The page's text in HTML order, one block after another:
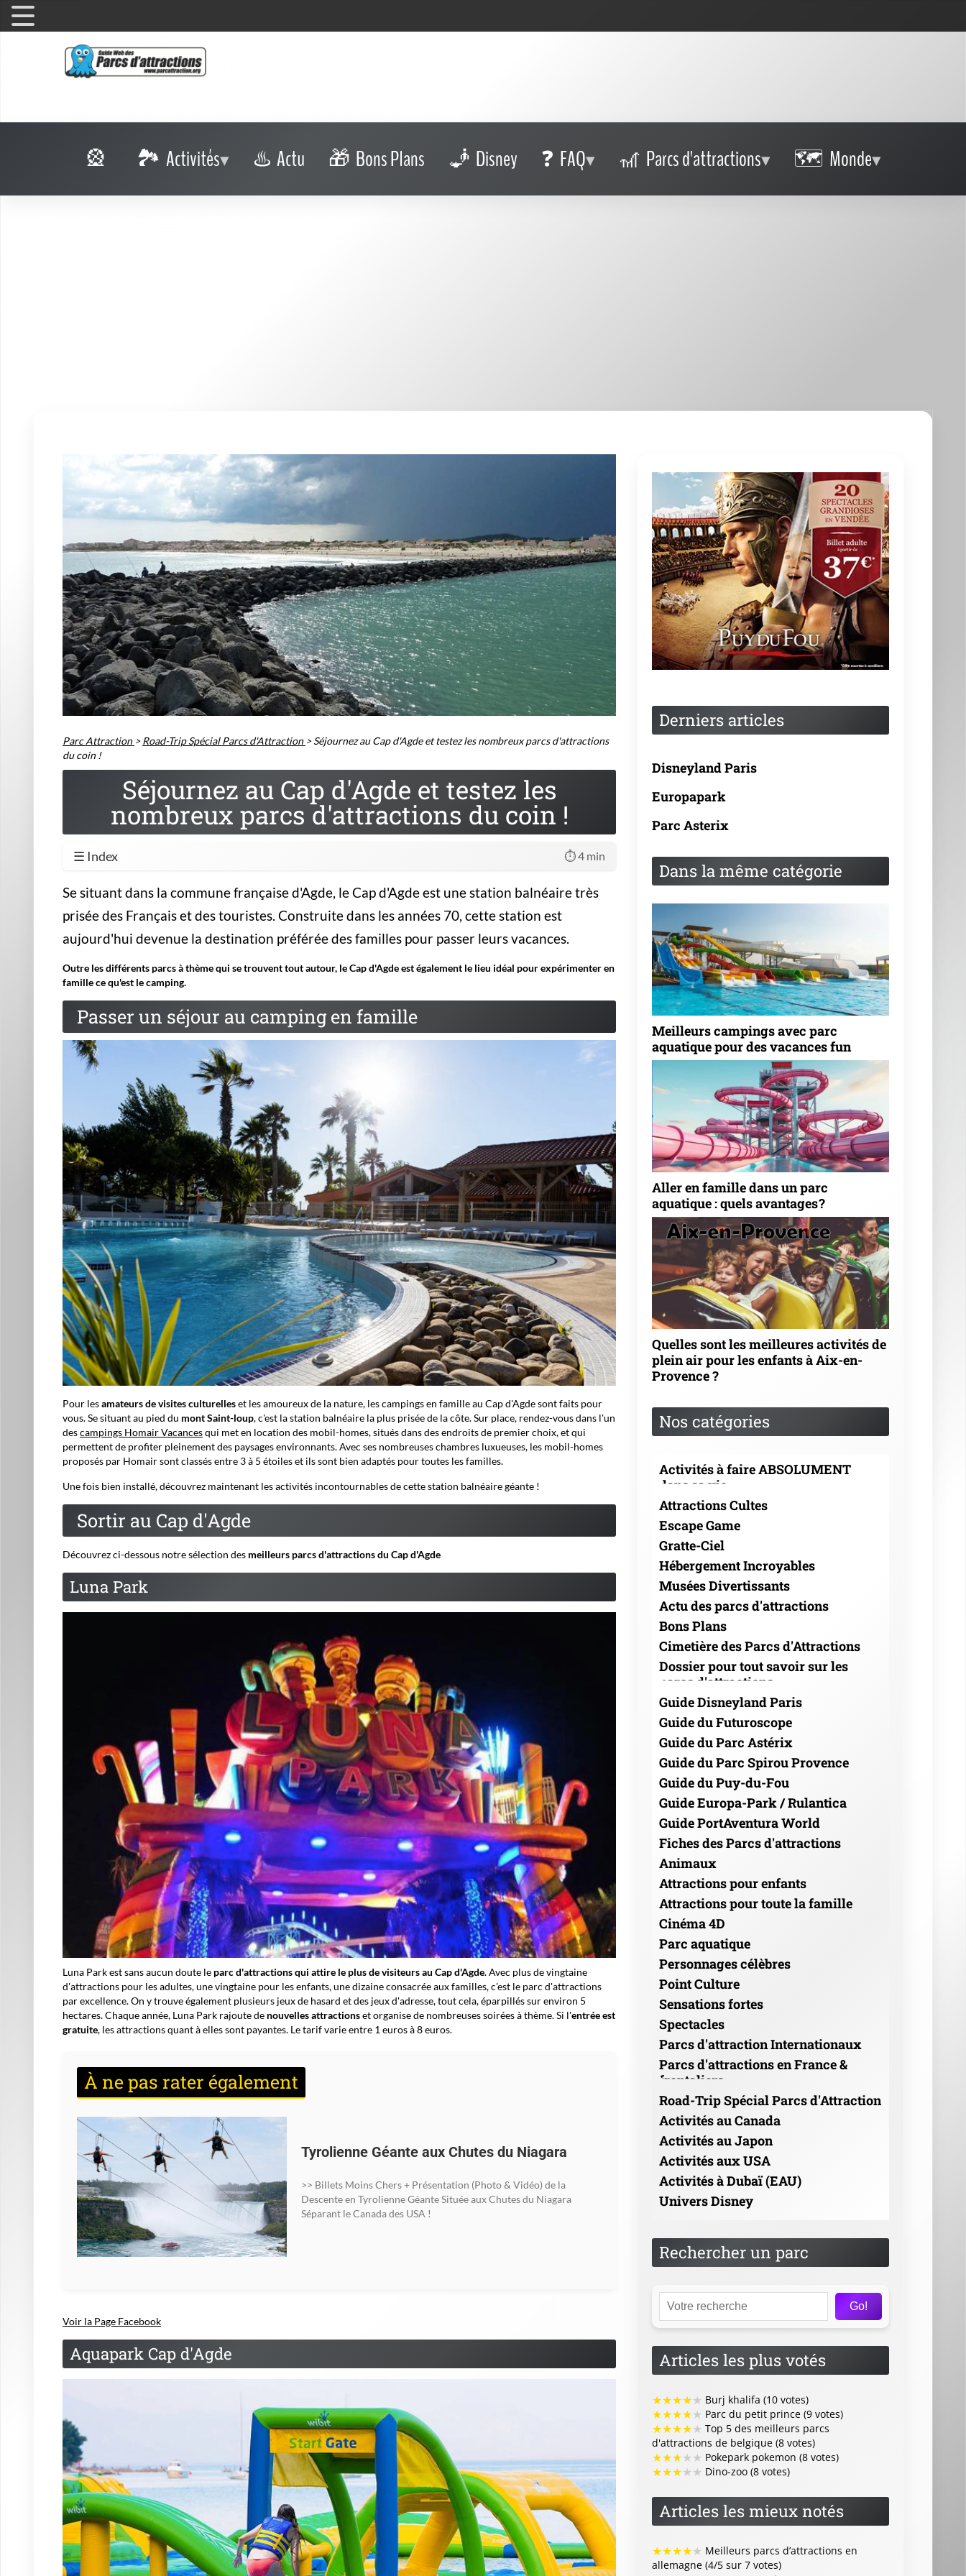
Activités Actu Bons Plans Disney FAQ Parcs d'attractions Monde
Parc Attraction >Road-Trip Spécial Parcs d'Attraction >Séjournez au Cap d'Agde et testez les nombreux parcs d'attractions
du coin !
Séjournez au Cap d'Agde et testez les
nombreux parcs d'attractions du coin !
☰ Index ⏱️ 4 min
Se situant dans la commune française d'Agde, le Cap d'Agde est une station balnéaire très
prisée des Français et des touristes. Construite dans les années 70, cette station est
aujourd'hui devenue la destination préférée des familles pour passer leurs vacances.
Outre les différents parcs à thème qui se trouvent tout autour, le Cap d'Agde est également le lieu idéal pour expérimenter en
famille ce qu'est le camping.
Passer un séjour au camping en famille
Pour lesamateurs de visites culturelleset les amoureux de la nature, les campings en famille au Cap d'Agde sont faits pour
vous. Se situant au pied du mont Saint-loup, c'est la station balnéaire la plus prisée de la côte. Sur place, rendez-vous dans l'un
descampings Homair Vacancesqui met en location des mobil-homes, situés dans des endroits de premier choix, et qui
permettent de profiter pleinement des paysages environnants. Avec ses nombreuses chambres luxueuses, les mobil-homes
proposés par Homair sont classés entre 3 à 5 étoiles et ils sont bien adaptés pour toutes les familles.
Une fois bien installé, découvrez maintenant les activités incontournables de cette station balnéaire géante !
Sortir au Cap d'Agde
Découvrez ci-dessous notre sélection des meilleurs parcs d'attractions du Cap d'Agde
Luna Park
Luna Park est sans aucun doute le parc d'attractions qui attire le plus de visiteurs au Cap d'Agde. Avec plus de vingtaine
d'attractions pour les adultes, une vingtaine pour les enfants, une dizaine consacrée aux familles, c'est le parc d'attractions
par excellence. On y trouve également plusieurs jeux de hasard et des jeux d'adresse, tout cela, éparpillés sur environ 5
hectares. Chaque année, Luna Park rajoute de nouvelles attractionset organise de nombreuses soirées à thème. Si l'entrée est
gratuite, les attractions quant à elles sont payantes. Le tarif varie entre 1 euros à 8 euros.
À ne pas rater également
Tyrolienne Géante aux Chutes du Niagara
>> Billets Moins Chers + Présentation (Photo & Vidéo) de la
Descente en Tyrolienne Géante Située aux Chutes du Niagara
Séparant le Canada des USA !
Voir la Page Facebook
Aquapark Cap d'Agde
Derniers articles
Disneyland Paris
Europapark
Parc Asterix
Dans la même catégorie
Meilleurs campings avec parc
aquatique pour des vacances fun
Aller en famille dans un parc
aquatique : quels avantages ?
Quelles sont les meilleures activités de
plein air pour les enfants à Aix-en-
Provence ?
Nos catégories
Activités à faire ABSOLUMENT
dans sa vie
Attractions Cultes
Escape Game
Gratte-Ciel
Hébergement Incroyables
Musées Divertissants
Actu des parcs d'attractions
Bons Plans
Cimetière des Parcs d'Attractions
Dossier pour tout savoir sur les
parcs d'attractions
Guide Disneyland Paris
Guide du Futuroscope
Guide du Parc Astérix
Guide du Parc Spirou Provence
Guide du Puy-du-Fou
Guide Europa-Park / Rulantica
Guide PortAventura World
Fiches des Parcs d'attractions
Animaux
Attractions pour enfants
Attractions pour toute la famille
Cinéma 4D
Parc aquatique
Personnages célèbres
Point Culture
Sensations fortes
Spectacles
Parcs d'attraction Internationaux
Parcs d'attractions en France &
frontaliers
Road-Trip Spécial Parcs d'Attraction
Activités au Canada
Activités au Japon
Activités aux USA
Activités à Dubaï (EAU)
Univers Disney
Rechercher un parc
Go!
Articles les plus votés
★★★★★ Burj khalifa (10 votes)
★★★★★ Parc du petit prince (9 votes)
★★★★★ Top 5 des meilleurs parcs
d'attractions de belgique (8 votes)
★★★★★ Pokepark pokemon (8 votes)
★★★★★ Dino-zoo (8 votes)
Articles les mieux notés
★★★★★ Meilleurs parcs d’attractions en
allemagne (4/5 sur 7 votes)